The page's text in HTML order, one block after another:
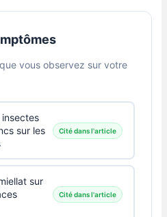
vous observez sur votre
sur les
Cité dans l'article
sur
Cité dans l'article